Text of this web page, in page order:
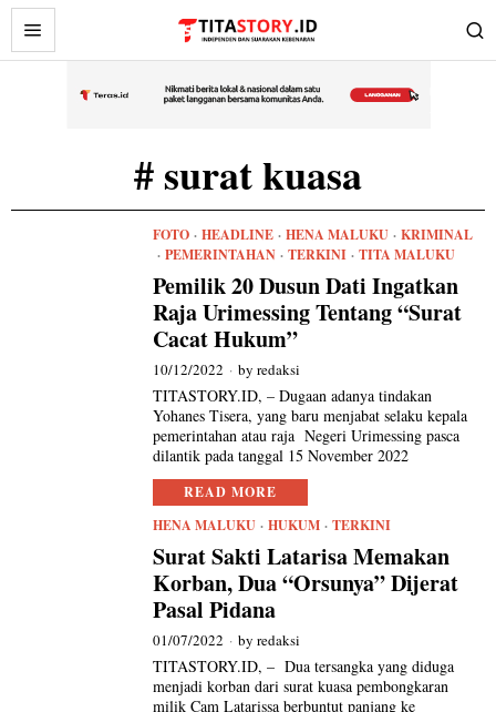
# surat kuasa
FOTO · HEADLINE · HENA MALUKU · KRIMINAL
· PEMERINTAHAN · TERKINI · TITA MALUKU
Pemilik 20 Dusun Dati Ingatkan
Raja Urimessing Tentang “Surat
Cacat Hukum”
10/12/2022 byredaksi
TITASTORY.ID, – Dugaan adanya tindakan
Yohanes Tisera, yang baru menjabat selaku kepala
pemerintahan atau raja Negeri Urimessing pasca
dilantik pada tanggal 15 November 2022
READ MORE
HENA MALUKU · HUKUM · TERKINI
Surat Sakti Latarisa Memakan
Korban, Dua “Orsunya” Dijerat
Pasal Pidana
01/07/2022 byredaksi
TITASTORY.ID, – Dua tersangka yang diduga
menjadi korban dari surat kuasa pembongkaran
milik Cam Latarissa berbuntut panjang ke